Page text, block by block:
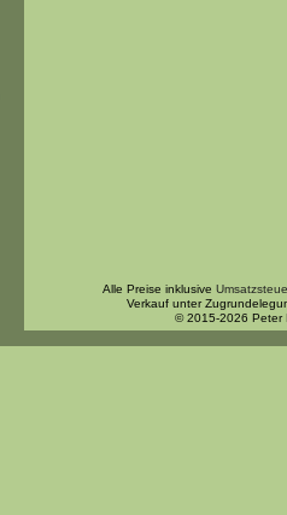
Alle Preise inklusive
Verkauf unter
© 2015-2026 Peter